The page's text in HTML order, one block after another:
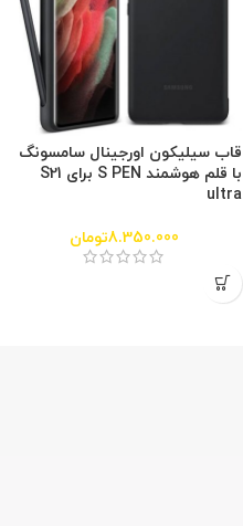
قاب سیلیکون اورجینال سامسونگ
با قلم هوشمند S PEN برای S21
ultra
8.350.000تومان